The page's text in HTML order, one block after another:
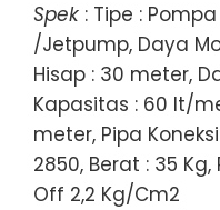
Spek : Tipe :
/Jetpump, Daya
Hisap : 30 meter,
Kapasitas : 60 lt/
meter, Pipa Koneksi
2850, Berat : 35 Kg,
Off 2,2 Kg/Cm2